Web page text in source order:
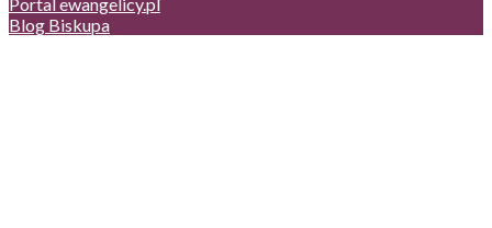
Portal ewangelicy.pl
Blog Biskupa